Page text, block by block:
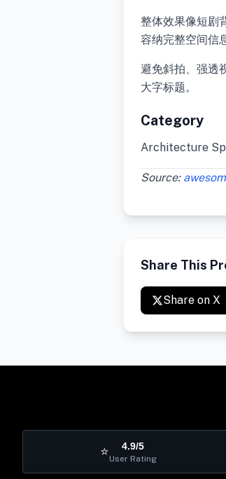
整体效果像短剧
容纳完整空间信
避免斜拍、强透
大字标题。
Category
Architecture
Source:
Share This
Share on X
⭐ 4.9/5
User Rating